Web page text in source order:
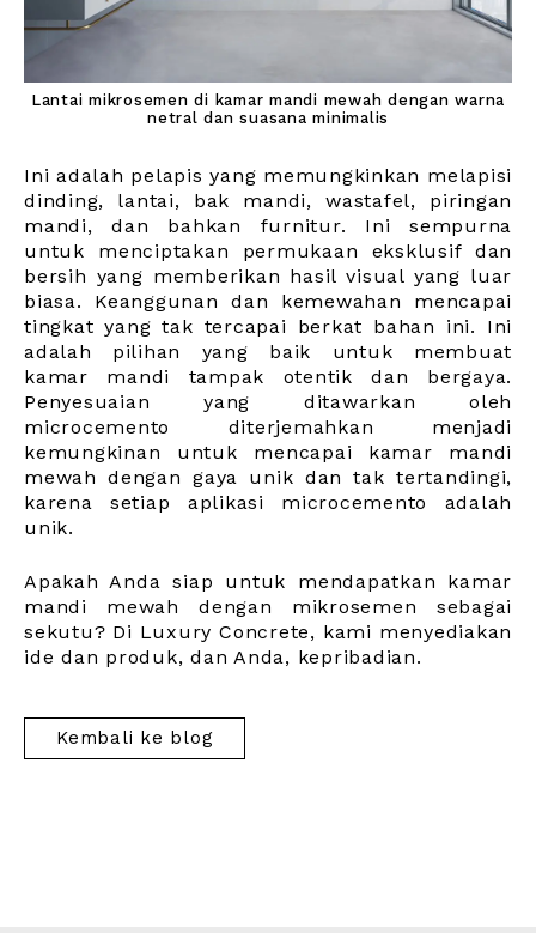
Lantai mikrosemen di kamar mandi mewah dengan warna
netral dan suasana minimalis
Ini adalah pelapis yang memungkinkan melapisi
dinding, lantai, bak mandi, wastafel, piringan
mandi, dan bahkan furnitur. Ini sempurna
untuk menciptakan permukaan eksklusif dan
bersih yang memberikan hasil visual yang luar
biasa. Keanggunan dan kemewahan mencapai
tingkat yang tak tercapai berkat bahan ini. Ini
adalah pilihan yang baik untuk membuat
kamar mandi tampak otentik dan bergaya.
Penyesuaian yang ditawarkan oleh
microcemento diterjemahkan menjadi
kemungkinan untuk mencapai kamar mandi
mewah dengan gaya unik dan tak tertandingi,
karena setiap aplikasi microcemento adalah
unik.
Apakah Anda siap untuk mendapatkan kamar
mandi mewah dengan mikrosemen sebagai
sekutu? Di Luxury Concrete, kami menyediakan
ide dan produk, dan Anda, kepribadian.
Kembali ke blog